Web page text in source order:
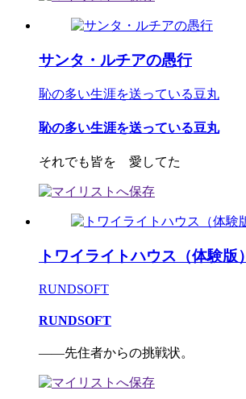
サンタ・ルチアの愚行
恥の多い生涯を送っている豆丸
恥の多い生涯を送っている豆丸
それでも皆を 愛してた
トワイライトハウス（体験版）
RUNDSOFT
RUNDSOFT
――先住者からの挑戦状。